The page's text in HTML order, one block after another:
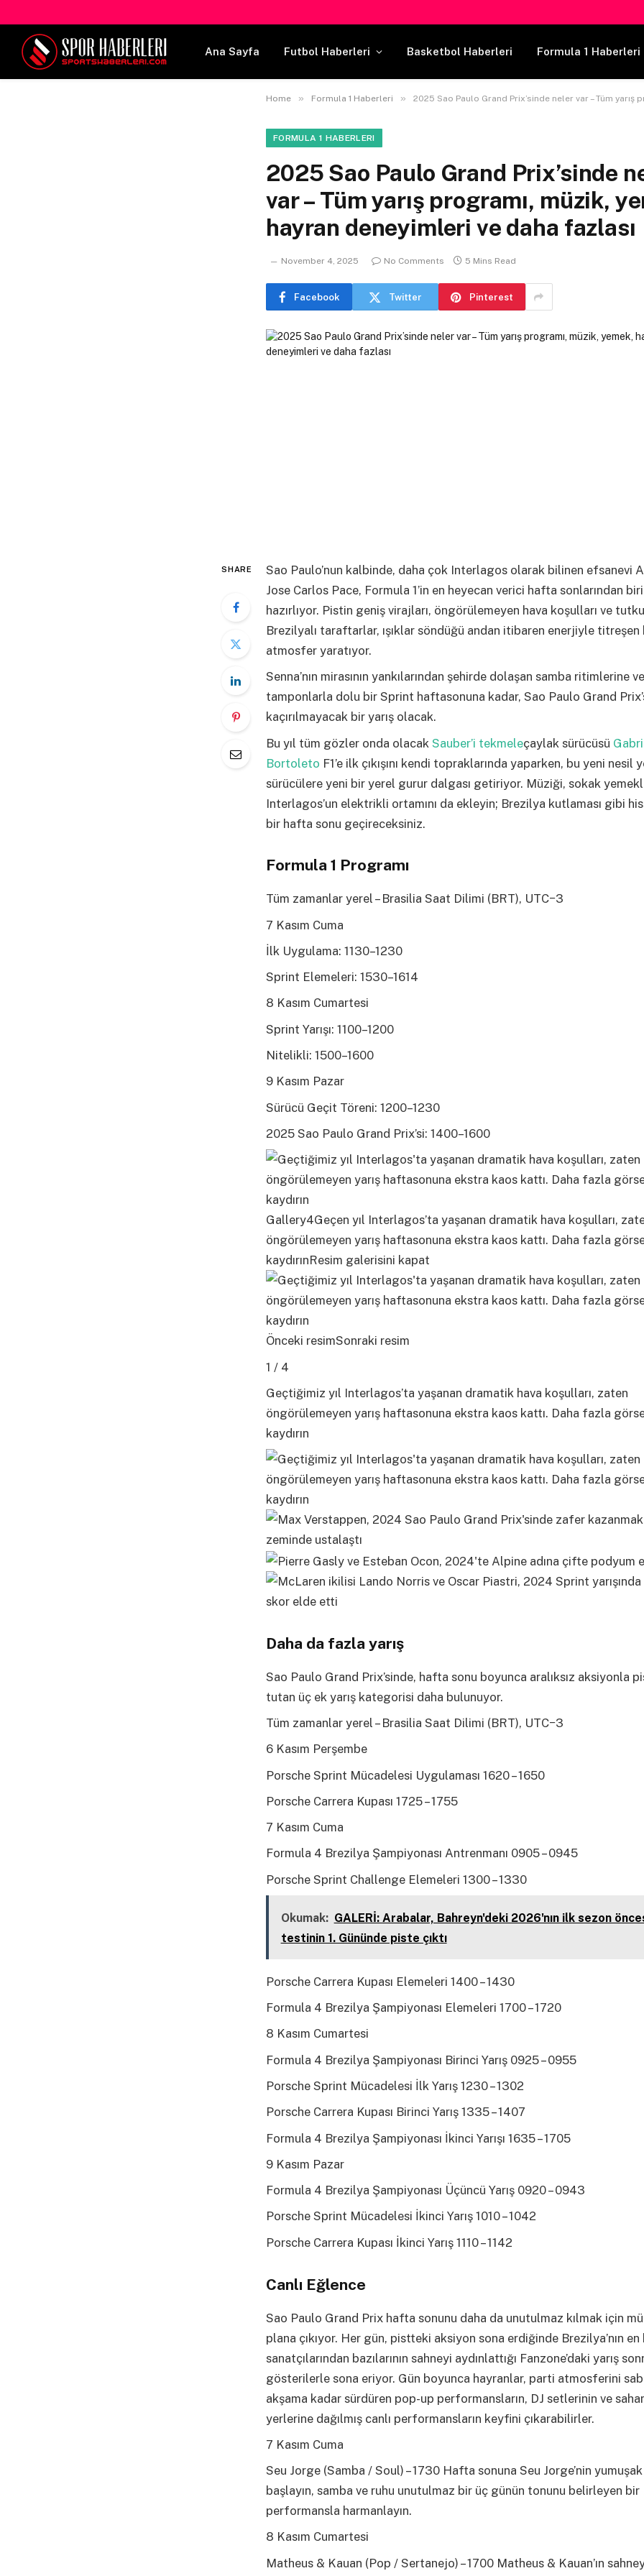
Ana Sayfa Futbol Haberleri Basketbol Haberleri Formula 1 Haberleri
Home » Formula 1 Haberleri » 2025 Sao Paulo Grand Prix’sinde neler var – Tüm yarış programı, müzik, yemek, hayran
FORMULA 1 HABERLERI
2025 Sao Paulo Grand Prix’sinde
var – Tüm yarış programı, müzik,
hayran deneyimleri ve daha fazlası
November 4, 2025 No Comments 5 Mins Read
Facebook Twitter Pinterest
SHARE
Sao Paulo’nun kalbinde, daha çok Interlagos olarak bilinen efsanevi
Jose Carlos Pace, Formula 1’in en heyecan verici hafta sonlarından
hazırlıyor. Pistin geniş virajları, öngörülemeyen hava koşulları ve
Brezilyalı taraftarlar, ışıklar söndüğü andan itibaren enerjiyle titreşen
atmosfer yaratıyor.
Senna’nın mirasının yankılarından şehirde dolaşan samba ritimlerine ve
tamponlarla dolu bir Sprint haftasonuna kadar, Sao Paulo Grand
kaçırılmayacak bir yarış olacak.
Bu yıl tüm gözler onda olacak Sauber’i tekmeleçaylak sürücüsü
Bortoleto F1’e ilk çıkışını kendi topraklarında yaparken, bu yeni nesil
sürücülere yeni bir yerel gurur dalgası getiriyor. Müziği, sokak
Interlagos’un elektrikli ortamını da ekleyin; Brezilya kutlaması gibi
bir hafta sonu geçireceksiniz.
Formula 1 Programı
Tüm zamanlar yerel – Brasilia Saat Dilimi (BRT), UTC−3
7 Kasım Cuma
İlk Uygulama: 1130–1230
Sprint Elemeleri: 1530–1614
8 Kasım Cumartesi
Sprint Yarışı: 1100–1200
Nitelikli: 1500–1600
9 Kasım Pazar
Sürücü Geçit Töreni: 1200–1230
2025 Sao Paulo Grand Prix’si: 1400–1600
Gallery4Geçen yıl Interlagos’ta yaşanan dramatik hava koşulları,
öngörülemeyen yarış haftasonuna ekstra kaos kattı. Daha fazla
kaydırınResim galerisini kapat
Önceki resimSonraki resim
1 / 4
Geçtiğimiz yıl Interlagos’ta yaşanan dramatik hava koşulları, zaten
öngörülemeyen yarış haftasonuna ekstra kaos kattı. Daha fazla
kaydırın
Daha da fazla yarış
Sao Paulo Grand Prix’sinde, hafta sonu boyunca aralıksız aksiyonla
tutan üç ek yarış kategorisi daha bulunuyor.
Tüm zamanlar yerel – Brasilia Saat Dilimi (BRT), UTC−3
6 Kasım Perşembe
Porsche Sprint Mücadelesi Uygulaması 1620 – 1650
Porsche Carrera Kupası 1725 – 1755
7 Kasım Cuma
Formula 4 Brezilya Şampiyonası Antrenmanı 0905 – 0945
Porsche Sprint Challenge Elemeleri 1300 – 1330
Okumak: GALERİ: Arabalar, Bahreyn'deki 2026'nın ilk sezon
testinin 1. Gününde piste çıktı
Porsche Carrera Kupası Elemeleri 1400 – 1430
Formula 4 Brezilya Şampiyonası Elemeleri 1700 – 1720
8 Kasım Cumartesi
Formula 4 Brezilya Şampiyonası Birinci Yarış 0925 – 0955
Porsche Sprint Mücadelesi İlk Yarış 1230 – 1302
Porsche Carrera Kupası Birinci Yarış 1335 – 1407
Formula 4 Brezilya Şampiyonası İkinci Yarışı 1635 – 1705
9 Kasım Pazar
Formula 4 Brezilya Şampiyonası Üçüncü Yarış 0920 – 0943
Porsche Sprint Mücadelesi İkinci Yarış 1010 – 1042
Porsche Carrera Kupası İkinci Yarış 1110 – 1142
Canlı Eğlence
Sao Paulo Grand Prix hafta sonunu daha da unutulmaz kılmak için
plana çıkıyor. Her gün, pistteki aksiyon sona erdiğinde Brezilya’nın
sanatçılarından bazılarının sahneyi aydınlattığı Fanzone’daki yarış
gösterilerle sona eriyor. Gün boyunca hayranlar, parti atmosferini
akşama kadar sürdüren pop-up performansların, DJ setlerinin ve
yerlerine dağılmış canlı performansların keyfini çıkarabilirler.
7 Kasım Cuma
Seu Jorge (Samba / Soul) – 1730 Hafta sonuna Seu Jorge’nin
başlayın, samba ve ruhu unutulmaz bir üç günün tonunu belirleyen bir
performansla harmanlayın.
8 Kasım Cumartesi
Matheus & Kauan (Pop / Sertanejo) – 1700 Matheus & Kauan’ın